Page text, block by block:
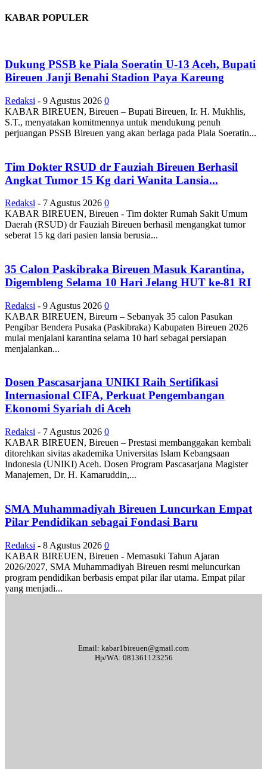
KABAR POPULER
Dukung PSSB ke Piala Soeratin U-13 Aceh, Bupati
Bireuen Janji Benahi Stadion Paya Kareung
Redaksi - 9 Agustus 2026 0
KABAR BIREUEN, Bireuen – Bupati Bireuen, Ir. H. Mukhlis,
S.T., menyatakan komitmennya untuk mendukung penuh
perjuangan PSSB Bireuen yang akan berlaga pada Piala Soeratin...
Tim Dokter RSUD dr Fauziah Bireuen Berhasil
Angkat Tumor 15 Kg dari Wanita Lansia...
Redaksi - 7 Agustus 2026 0
KABAR BIREUEN, Bireuen - Tim dokter Rumah Sakit Umum
Daerah (RSUD) dr Fauziah Bireuen berhasil mengangkat tumor
seberat 15 kg dari pasien lansia berusia...
35 Calon Paskibraka Bireuen Masuk Karantina,
Digembleng Selama 10 Hari Jelang HUT ke-81 RI
Redaksi - 9 Agustus 2026 0
KABAR BIREUEN, Bireurn – Sebanyak 35 calon Pasukan
Pengibar Bendera Pusaka (Paskibraka) Kabupaten Bireuen 2026
mulai menjalani karantina selama 10 hari sebagai persiapan
menjalankan...
Dosen Pascasarjana UNIKI Raih Sertifikasi
Internasional CIFA, Perkuat Pengembangan
Ekonomi Syariah di Aceh
Redaksi - 7 Agustus 2026 0
KABAR BIREUEN, Bireuen – Prestasi membanggakan kembali
ditorehkan sivitas akademika Universitas Islam Kebangsaan
Indonesia (UNIKI) Aceh. Dosen Program Pascasarjana Magister
Manajemen, Dr. H. Kamaruddin,...
SMA Muhammadiyah Bireuen Luncurkan Empat
Pilar Pendidikan sebagai Fondasi Baru
Redaksi - 8 Agustus 2026 0
KABAR BIREUEN, Bireuen - Memasuki Tahun Ajaran
2026/2027, SMA Muhammadiyah Bireuen resmi meluncurkan
program pendidikan berbasis empat pilar ilar utama. Empat pilar
yang menjadi...
Email: kabar1bireuen@gmail.com
Hp/WA: 081361123256